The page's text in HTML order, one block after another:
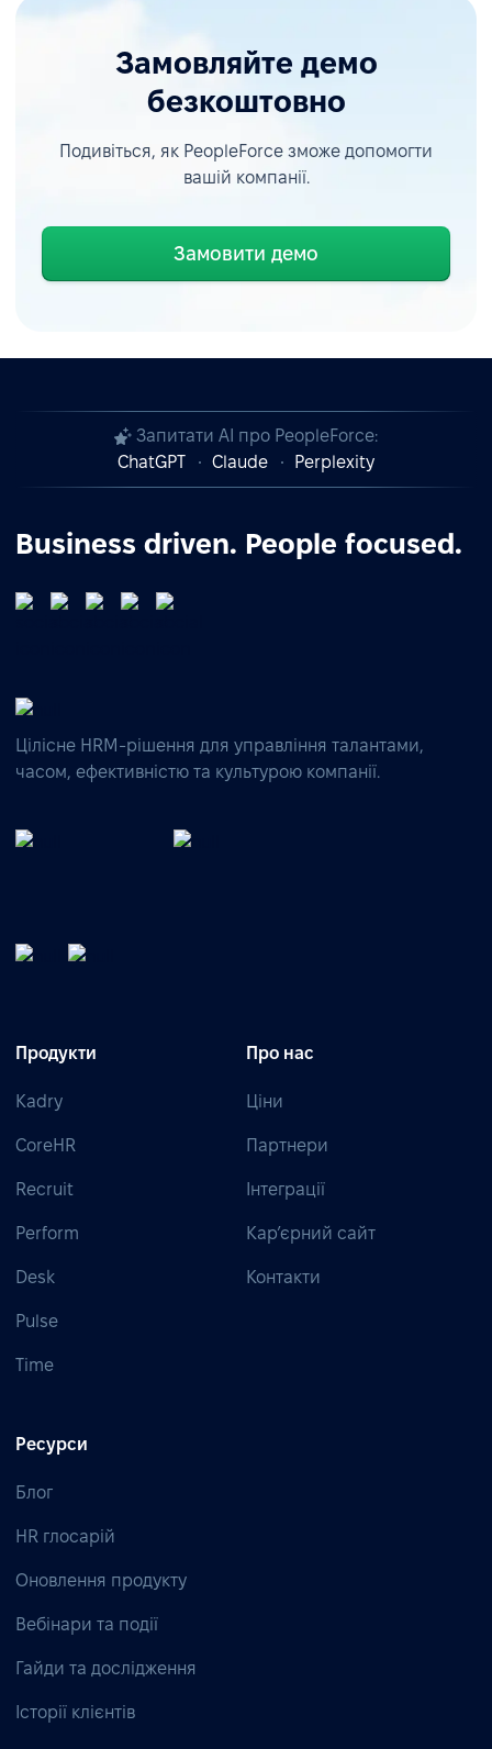
Замовляйте демо
безкоштовно
Подивіться, як PeopleForce зможе допомогти
вашій компанії.
Замовити демо
Запитати AI про PeopleForce:
ChatGPT
Claude Perplexity
Business driven. People focused.
Цілісне HRM-рішення для управління талантами,
часом, ефективністю та культурою компанії.
Продукти
Kadry
CoreHR
Recruit
Perform
Desk
Pulse
Time
Про нас
Ціни
Партнери
Інтеграції
Кар’єрний сайт
Контакти
Ресурси
Блог
HR глосарій
Оновлення продукту
Вебінари та події
Гайди та дослідження
Історії клієнтів